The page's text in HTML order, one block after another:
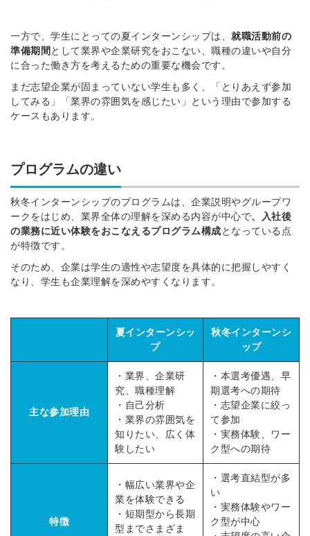
一方で、学生にとっての夏インターンシップは、 就職活動前の
準備期間 として業界や企業研究をおこない、職種の違いや自分
に合った働き方を考えるための重要な機会です。
まだ志望企業が固まっていない学生も多く、「とりあえず参加
してみる」「業界の雰囲気を感じたい」という理由で参加する
ケースもあります。
プログラムの違い
秋冬インターンシップのプログラムは、企業説明やグループワ
ークをはじめ、業界全体の理解を深める内容が中心で、入社後
の業務に近い体験をおこなえるプログラム構成となっている点
が特徴です。
そのため、企業は学生の適性や志望度を具体的に把握しやすく
なり、学生も企業理解を深めやすくなります。
夏インターンシッ
プ
秋冬インターンシ
ップ
主な参加理由
・業界、企業研
究、職種理解
・自己分析
・業界の雰囲気を
知りたい、広く体
験したい
・本選考優遇、早
期選考への期待
・志望企業に絞っ
て参加
・実務体験、ワー
ク型への期待
特徴
・幅広い業界や企
業を体験できる
・短期型から長期
型までさまざま
・選考直結型が多
い
・実務体験やワー
ク型が中心
要です。
採用課題の解決、新しい採用の
取り組みなどを取材したインタ
ビュー記事が読める
採用にまつわる独自の調査レポ
ートが届く
採用に役立つ記事・資料が届く
メールアドレス